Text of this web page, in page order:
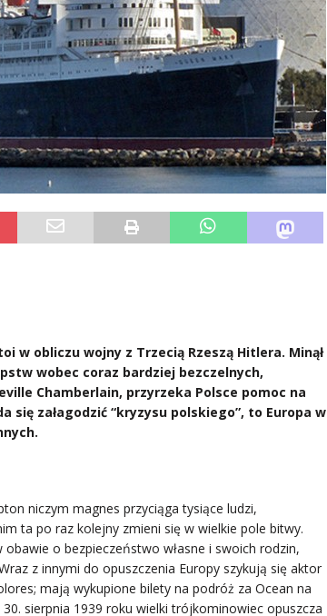
w obliczu wojny z Trzecią Rzeszą Hitlera. Minął
wobec coraz bardziej bezczelnych,
Chamberlain, przyrzeka Polsce pomoc na
się załagodzić “kryzysu polskiego”, to Europa w
niczym magnes przyciąga tysiące ludzi,
ta po raz kolejny zmieni się w wielkie pole bitwy.
o bezpieczeństwo własne i swoich rodzin,
z innymi do opuszczenia Europy szykują się aktor
mają wykupione bilety na podróż za Ocean na
sierpnia 1939 roku wielki trójkominowiec opuszcza